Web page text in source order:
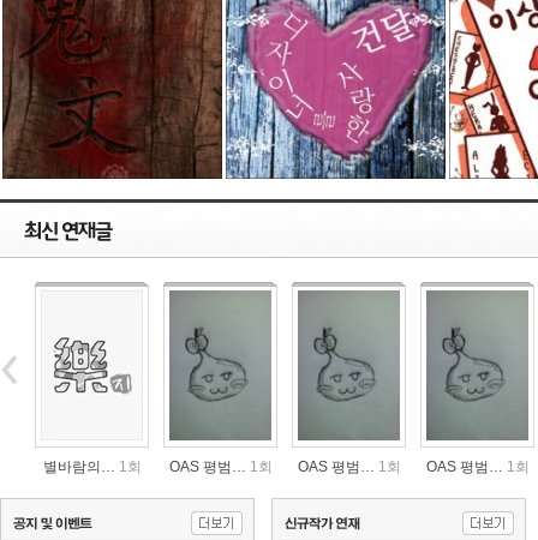
별바람의… 1회 OAS 평범… 1회 OAS 평범… 1회 OAS 평범… 1회